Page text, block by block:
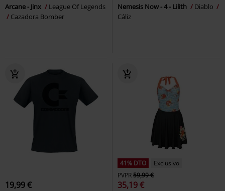
Arcane - Jinx
League Of Legends
Cazadora Bomber
Nemesis Now - 4 - Lilith
Diablo
Cáliz
19,99 €
41% DTO
Exclusivo
PVPR59,99 €
35,19 €